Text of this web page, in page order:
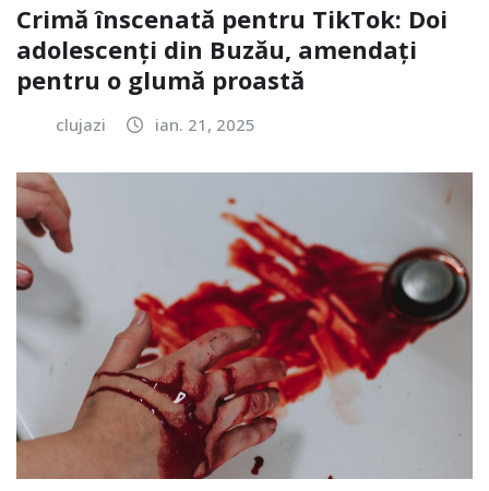
Crimă înscenată pentru TikTok: Doi
adolescenți din Buzău, amendați
pentru o glumă proastă
clujazi ian. 21, 2025